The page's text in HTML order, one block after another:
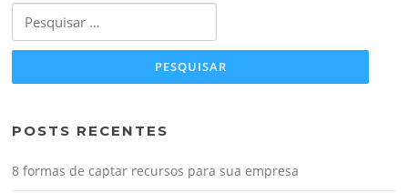
por:
POSTS RECENTES
8 formas de captar recursos para sua empresa